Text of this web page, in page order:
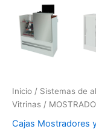
Inicio / Sistemas de
Vitrinas /
Cajas Mostradores